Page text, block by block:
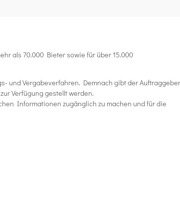
als 70.000 Bieter sowie für über 15.000
und Vergabeverfahren. Demnach gibt der Auftraggeber
Verfügung gestellt werden.
Informationen zugänglich zu machen und für die